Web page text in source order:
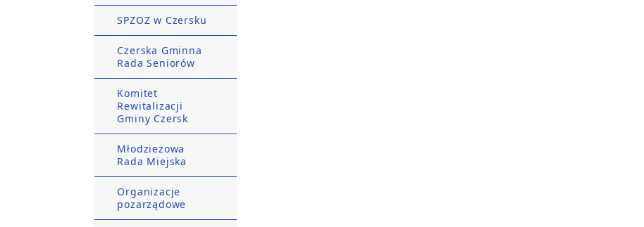
SPZOZ w Czersku
Czerska Gminna
Rada Seniorów
Komitet
Rewitalizacji
Gminy Czersk
Młodzieżowa
Rada Miejska
Organizacje
pozarządowe